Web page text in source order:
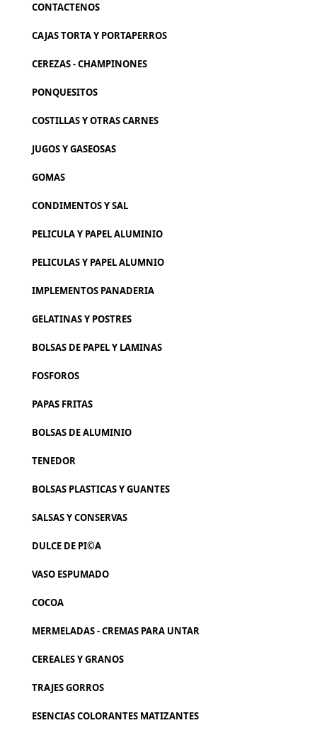
CONTACTENOS
CAJAS TORTA Y PORTAPERROS
CEREZAS - CHAMPINONES
PONQUESITOS
COSTILLAS Y OTRAS CARNES
JUGOS Y GASEOSAS
GOMAS
CONDIMENTOS Y SAL
PELICULA Y PAPEL ALUMINIO
PELICULAS Y PAPEL ALUMNIO
IMPLEMENTOS PANADERIA
GELATINAS Y POSTRES
BOLSAS DE PAPEL Y LAMINAS
FOSFOROS
PAPAS FRITAS
BOLSAS DE ALUMINIO
TENEDOR
BOLSAS PLASTICAS Y GUANTES
SALSAS Y CONSERVAS
DULCE DE PI©A
VASO ESPUMADO
COCOA
MERMELADAS - CREMAS PARA UNTAR
CEREALES Y GRANOS
TRAJES GORROS
ESENCIAS COLORANTES MATIZANTES